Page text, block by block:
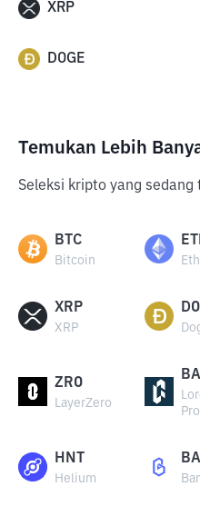
XRP
DOGE
Temukan Lebih
Seleksi kripto yang
BTC
Bitcoin
XRP
XRP
ZRO
LayerZero
HNT
Helium